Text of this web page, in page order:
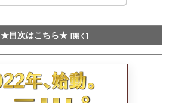
★目次はこちら★